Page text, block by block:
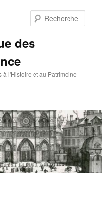
des
l'Histoire et au Patrimoine